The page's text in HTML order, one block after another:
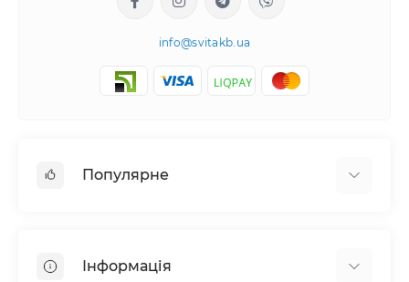
info@svitakb.ua
Популярне
Системи зберігання енергії
Інформація